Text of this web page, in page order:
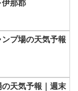
伊那郡
プ場の天気予報
天気予報｜週末